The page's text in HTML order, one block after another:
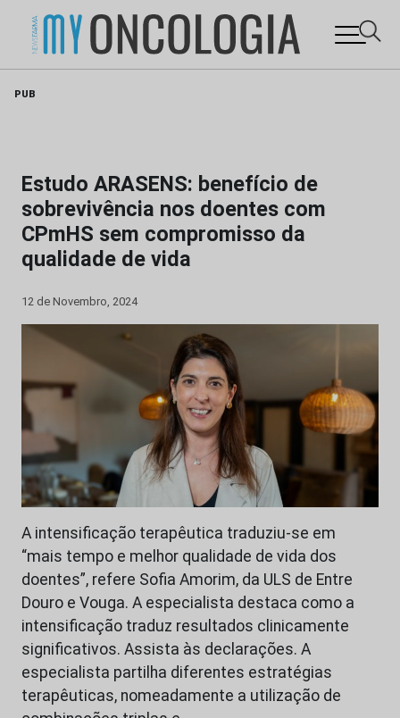
PUB
Estudo ARASENS: benefício de
sobrevivência nos doentes com
CPmHS sem compromisso da
qualidade de vida
12 de Novembro, 2024
A intensificação terapêutica traduziu-se em
“mais tempo e melhor qualidade de vida dos
doentes”, refere Sofia Amorim, da ULS de Entre
Douro e Vouga. A especialista destaca como a
intensificação traduz resultados clinicamente
significativos. Assista às declarações. A
especialista partilha diferentes estratégias
terapêuticas, nomeadamente a utilização de